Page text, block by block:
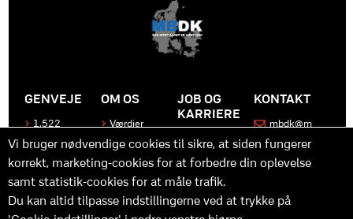
GENVEJE
1.522
Produkter
Kontakt
os
OM OS
Værdier
Historen
bag
MBDK
Hvad gør
os unikke
JOB OG
KARRIERE
Bliv en del
af MBDK
Vores
team
og
KONTAKT
mbdk@m
Vi bruger nødvendige cookies til sikre, at siden fungerer
korrekt, marketing-cookies for at forbedre din oplevelse
samt statistik-cookies for at måle trafik.
Du kan altid tilpasse indstillingerne ved at trykke på